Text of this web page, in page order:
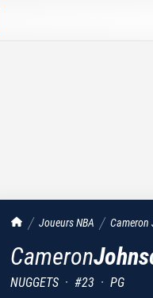
TrashTalk Actu NBA
Joueurs NBA Cameron
Cameron
NUGGETS · #23 · PG